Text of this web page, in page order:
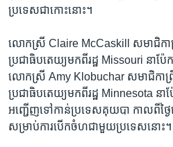
រកប្រទេសជា​កោះនោះ។​
លោកស្រី​ Claire McCaskill សមាជិកា​
ប្រជាធិបតេយ្យ​មកពី​រដ្ឋ​ Missouri នា​
លោកស្រី Amy Klobuchar សមាជិកា​ព្
ប្រជាធិបតេយ្យ​មក​ពី​រដ្ឋ​ Minnesota ន
អញ្ជើញ​ទៅកាន់​ប្រទេស​គុយបា កាល​ពីថ្ង
សម្រាប់​ការ​បើក​ចំហ​ជាមួយ​ប្រទេសនោះ។